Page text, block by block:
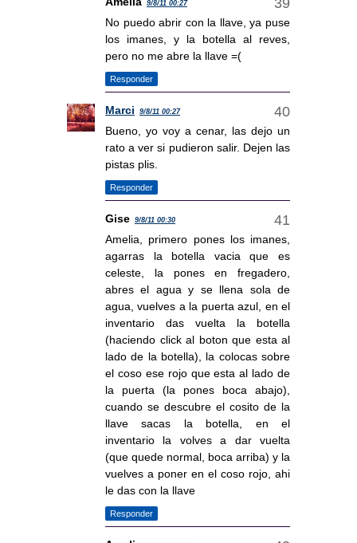
9/8/11 00:27
No puedo abrir con la llave, ya puse
los imanes, y la botella al reves,
pero no me abre la llave =(
Responder
Marci 9/8/11 00:27
Bueno, yo voy a cenar, las dejo un
rato a ver si pudieron salir. Dejen las
pistas plis.
Responder
Gise 9/8/11 00:30
Amelia, primero pones los imanes,
agarras la botella vacia que es
celeste, la pones en fregadero,
abres el agua y se llena sola de
agua, vuelves a la puerta azul, en el
inventario das vuelta la botella
(haciendo click al boton que esta al
lado de la botella), la colocas sobre
el coso ese rojo que esta al lado de
la puerta (la pones boca abajo),
cuando se descubre el cosito de la
llave sacas la botella, en el
inventario la volves a dar vuelta
(que quede normal, boca arriba) y la
vuelves a poner en el coso rojo, ahi
le das con la llave
Responder